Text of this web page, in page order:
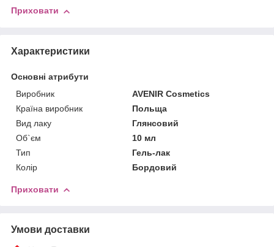
Приховати
Характеристики
Основні атрибути
Виробник
AVENIR Cosmetics
Країна виробник
Польща
Вид лаку
Глянсовий
Об`єм
10 мл
Тип
Гель-лак
Колір
Бордовий
Приховати
Умови доставки